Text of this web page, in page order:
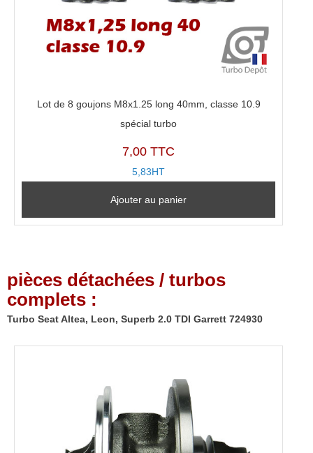
Lot de 8 goujons M8x1.25 long 40mm, classe 10.9
spécial turbo
7,00 TTC
5,83HT
Ajouter au panier
pièces détachées / turbos
complets :
Turbo Seat Altea, Leon, Superb 2.0 TDI Garrett 724930